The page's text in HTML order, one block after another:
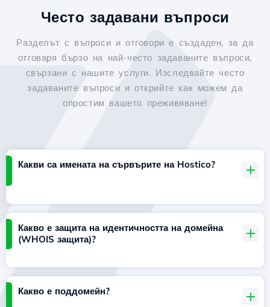
Често задавани въпроси
Разделът с въпроси и отговори е създаден, за да
отговаря бързо на най-често задаваните въпроси,
свързани с нашите услуги. Изследвайте често
задаваните въпроси и открийте как можем да
опростим вашето преживяване!
Какви са имената на сървърите на Hostico?
Какво е защита на идентичността на домейна
(WHOIS защита)?
Какво е поддомейн?